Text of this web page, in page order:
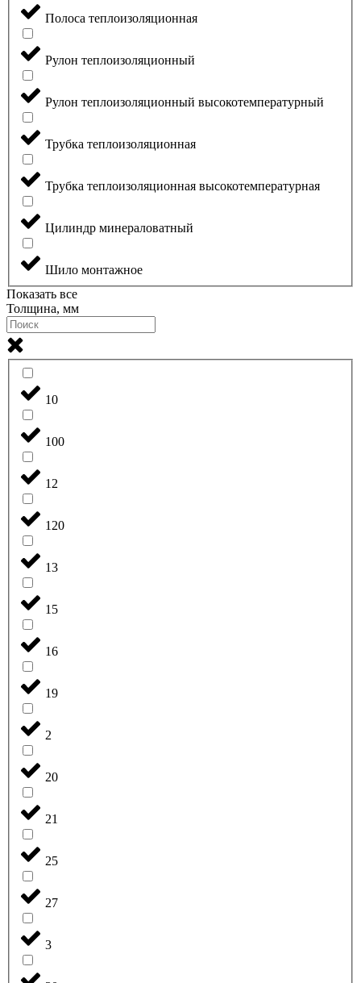
Полоса теплоизоляционная
Рулон теплоизоляционный
Рулон теплоизоляционный высокотемпературный
Трубка теплоизоляционная
Трубка теплоизоляционная высокотемпературная
Цилиндр минераловатный
Шило монтажное
Показать все
Толщина, мм
10
100
12
120
13
15
16
19
2
20
21
25
27
3